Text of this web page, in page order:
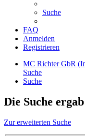
Suche
FAQ
Anmelden
Registrieren
MC Richter GbR
Suche
Suche
Die Suche
Zur erweiterten Suche